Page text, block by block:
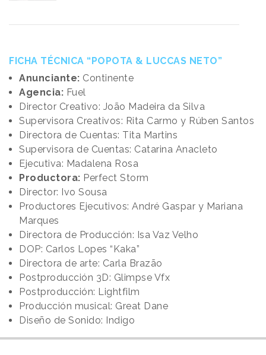
FICHA TÉCNICA “POPOTA & LUCCAS NETO”
Anunciante: Continente
Agencia: Fuel
Director Creativo: João Madeira da Silva
Supervisora Creativos: Rita Carmo y Rúben Santos
Directora de Cuentas: Tita Martins
Supervisora de Cuentas: Catarina Anacleto
Ejecutiva: Madalena Rosa
Productora: Perfect Storm
Director: Ivo Sousa
Productores Ejecutivos: André Gaspar y Mariana
Marques
Directora de Producción: Isa Vaz Velho
DOP: Carlos Lopes “Kaka”
Directora de arte: Carla Brazão
Postproducción 3D: Glimpse Vfx
Postproducción: Lightfilm
Producción musical: Great Dane
Diseño de Sonido: Indigo